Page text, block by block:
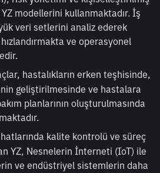
modellerini kullanmaktadır. İş
veri setlerini analiz ederek
ve operasyonel
hastalıkların erken teşhisinde,
geliştirilmesinde ve hastalara
planlarının oluşturulmasında
kalite kontrolü ve süreç
YZ, Nesnelerin İnterneti (IoT) ile
ve endüstriyel sistemlerin daha